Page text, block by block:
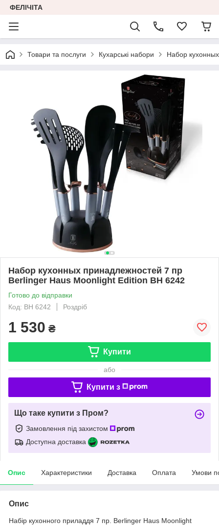
ФЕЛІЧІТА
Товари та послуги Кухарські набори Набор
Набор кухонных принадлежностей 7 пр
Berlinger Haus Moonlight Edition BH 6242
Готово до відправки
Код: ВН 6242
Роздріб
1 530 ₴
Купити
або
Купити з
Що таке купити з Пром?
Замовлення під захистом
Доступна доставка
Опис Характеристики Доставка Оплата Умови
Опис
Набір кухонного приладдя 7 пр. Berlinger Haus Moonlight